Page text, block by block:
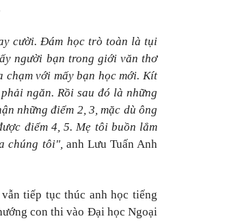
cười. Đám học trò toàn là tụi
người bạn trong giới văn thơ
với mấy bạn học mới. Kít
ngăn. Rồi sau đó là những
những điểm 2, 3, mặc dù ông
điểm 4, 5. Mẹ tôi buồn lắm
chúng tôi", anh Lưu Tuấn Anh
tiếp tục thúc anh học tiếng
con thi vào Đại học Ngoại